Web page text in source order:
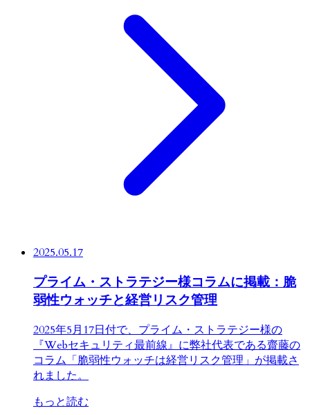
2025.05.17
プライム・ストラテジー様コラムに掲載：脆
弱性ウォッチと経営リスク管理
2025年5月17日付で、プライム・ストラテジー様の
『Webセキュリティ最前線』に弊社代表である齋藤の
コラム「脆弱性ウォッチは経営リスク管理」が掲載さ
れました。
もっと読む